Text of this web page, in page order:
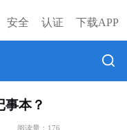
安全 认证 下载APP
事本？
阅读量： 176